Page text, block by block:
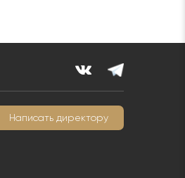
Написать директору